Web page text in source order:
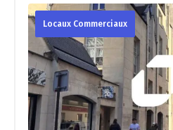
Locaux Commerciaux